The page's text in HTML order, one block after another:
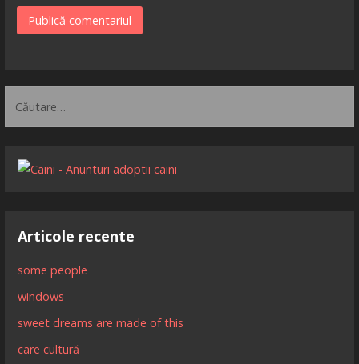
după:
Articole recente
some people
windows
sweet dreams are made of this
care cultură